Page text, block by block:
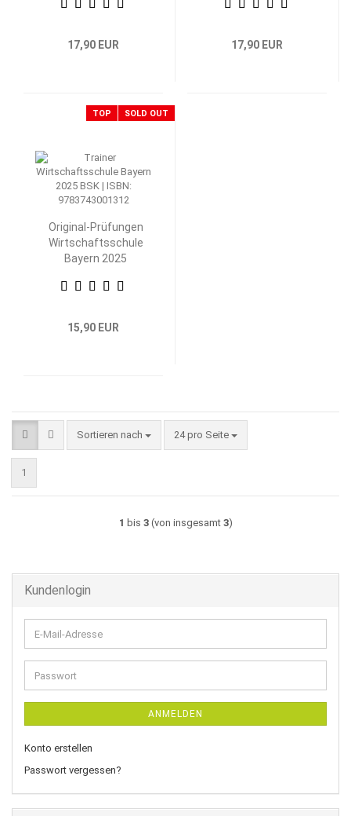
Steuerung und Kontrolle
17,90 EUR 17,90 EUR
TOP SOLD OUT
Original-Prüfungen
Wirtschaftsschule
Bayern 2025
Steuerung und
15,90 EUR
Sortieren nach
Sortieren nach 24 pro Seite
pro Seite
1
1 bis 3(von insgesamt 3)
Kundenlogin
E-
Mail-
Adresse
Passwort
ANMELDEN
Konto erstellen
Passwort vergessen?